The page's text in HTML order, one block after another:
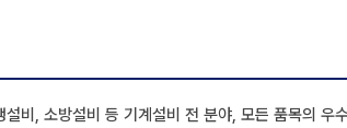
비, 소방설비 등 기계설비 전 분야, 모든 품목의